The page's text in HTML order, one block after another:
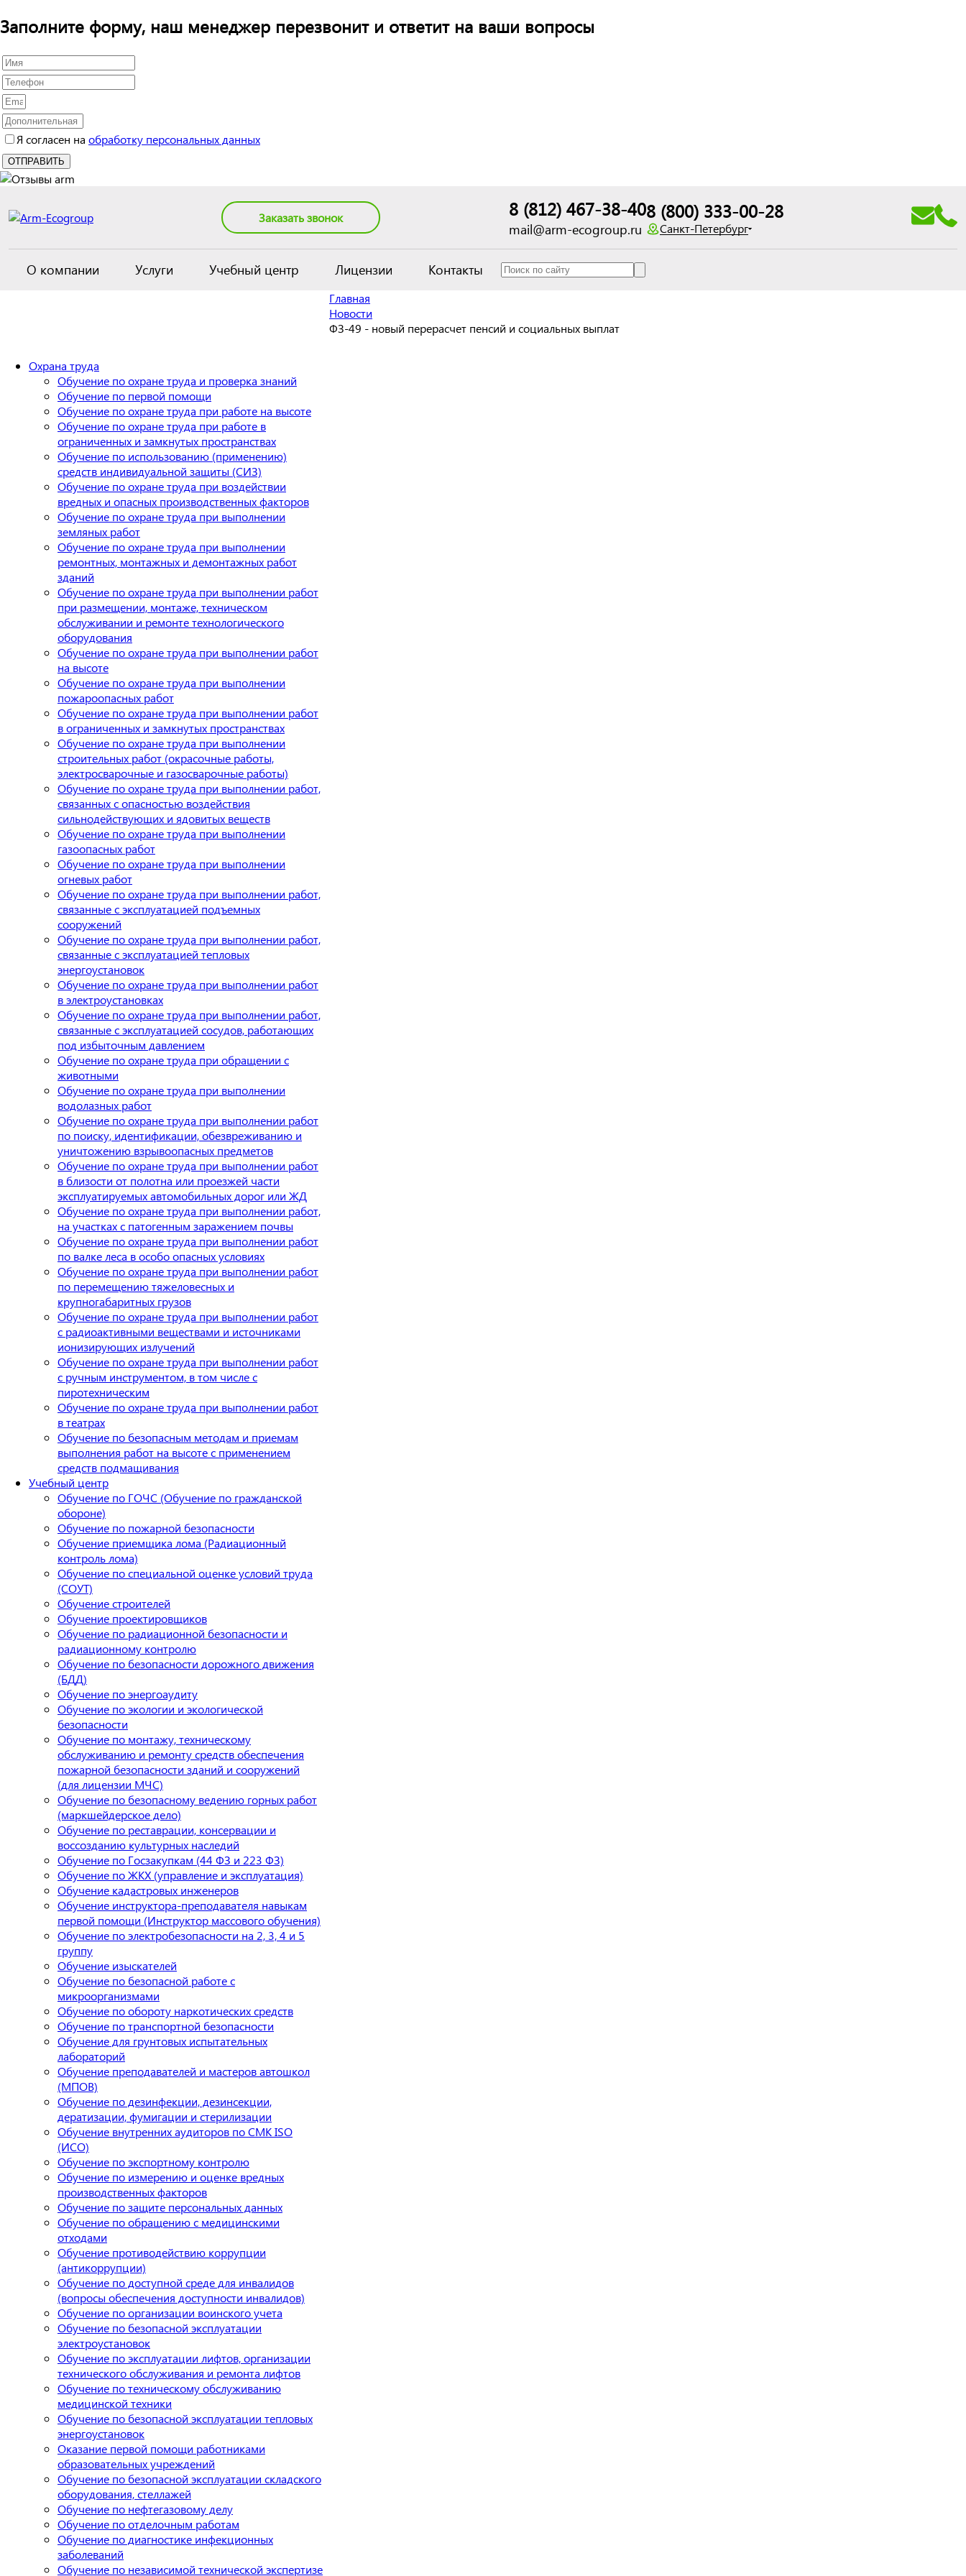
Заполните форму, наш менеджер перезвонит и ответит на ваши вопросы
Я согласен на обработку персональных данных
Заказать звонок 8 (812) 467-38-40
mail@arm-ecogroup.ru
8 (800) 333-00-28
Санкт-Петербург
О компании Услуги Учебный центр Лицензии Контакты
Главная
Новости
ФЗ-49 - новый перерасчет пенсий и социальных выплат
Охрана труда
Обучение по охране труда и проверка знаний
Обучение по первой помощи
Обучение по охране труда при работе на высоте
Обучение по охране труда при работе в
ограниченных и замкнутых пространствах
Обучение по использованию (применению)
средств индивидуальной защиты (СИЗ)
Обучение по охране труда при воздействии
вредных и опасных производственных факторов
Обучение по охране труда при выполнении
земляных работ
Обучение по охране труда при выполнении
ремонтных, монтажных и демонтажных работ
зданий
Обучение по охране труда при выполнении работ
при размещении, монтаже, техническом
обслуживании и ремонте технологического
оборудования
Обучение по охране труда при выполнении работ
на высоте
Обучение по охране труда при выполнении
пожароопасных работ
Обучение по охране труда при выполнении работ
в ограниченных и замкнутых пространствах
Обучение по охране труда при выполнении
строительных работ (окрасочные работы,
электросварочные и газосварочные работы)
Обучение по охране труда при выполнении работ,
связанных с опасностью воздействия
сильнодействующих и ядовитых веществ
Обучение по охране труда при выполнении
газоопасных работ
Обучение по охране труда при выполнении
огневых работ
Обучение по охране труда при выполнении работ,
связанные с эксплуатацией подъемных
сооружений
Обучение по охране труда при выполнении работ,
связанные с эксплуатацией тепловых
энергоустановок
Обучение по охране труда при выполнении работ
в электроустановках
Обучение по охране труда при выполнении работ,
связанные с эксплуатацией сосудов, работающих
под избыточным давлением
Обучение по охране труда при обращении с
животными
Обучение по охране труда при выполнении
водолазных работ
Обучение по охране труда при выполнении работ
по поиску, идентификации, обезвреживанию и
уничтожению взрывоопасных предметов
Обучение по охране труда при выполнении работ
в близости от полотна или проезжей части
эксплуатируемых автомобильных дорог или ЖД
Обучение по охране труда при выполнении работ,
на участках с патогенным заражением почвы
Обучение по охране труда при выполнении работ
по валке леса в особо опасных условиях
Обучение по охране труда при выполнении работ
по перемещению тяжеловесных и
крупногабаритных грузов
Обучение по охране труда при выполнении работ
с радиоактивными веществами и источниками
ионизирующих излучений
Обучение по охране труда при выполнении работ
с ручным инструментом, в том числе с
пиротехническим
Обучение по охране труда при выполнении работ
в театрах
Обучение по безопасным методам и приемам
выполнения работ на высоте с применением
средств подмащивания
Учебный центр
Обучение по ГОЧС (Обучение по гражданской
обороне)
Обучение по пожарной безопасности
Обучение приемщика лома (Радиационный
контроль лома)
Обучение по специальной оценке условий труда
(СОУТ)
Обучение строителей
Обучение проектировщиков
Обучение по радиационной безопасности и
радиационному контролю
Обучение по безопасности дорожного движения
(БДД)
Обучение по энергоаудиту
Обучение по экологии и экологической
безопасности
Обучение по монтажу, техническому
обслуживанию и ремонту средств обеспечения
пожарной безопасности зданий и сооружений
(для лицензии МЧС)
Обучение по безопасному ведению горных работ
(маркшейдерское дело)
Обучение по реставрации, консервации и
воссозданию культурных наследий
Обучение по Госзакупкам (44 ФЗ и 223 ФЗ)
Обучение по ЖКХ (управление и эксплуатация)
Обучение кадастровых инженеров
Обучение инструктора-преподавателя навыкам
первой помощи (Инструктор массового обучения)
Обучение по электробезопасности на 2, 3, 4 и 5
группу
Обучение изыскателей
Обучение по безопасной работе с
микроорганизмами
Обучение по обороту наркотических средств
Обучение по транспортной безопасности
Обучение для грунтовых испытательных
лабораторий
Обучение преподавателей и мастеров автошкол
(МПОВ)
Обучение по дезинфекции, дезинсекции,
дератизации, фумигации и стерилизации
Обучение внутренних аудиторов по СМК ISO
(ИСО)
Обучение по экспортному контролю
Обучение по измерению и оценке вредных
производственных факторов
Обучение по защите персональных данных
Обучение по обращению с медицинскими
отходами
Обучение противодействию коррупции
(антикоррупции)
Обучение по доступной среде для инвалидов
(вопросы обеспечения доступности инвалидов)
Обучение по организации воинского учета
Обучение по безопасной эксплуатации
электроустановок
Обучение по эксплуатации лифтов, организации
технического обслуживания и ремонта лифтов
Обучение по техническому обслуживанию
медицинской техники
Обучение по безопасной эксплуатации тепловых
энергоустановок
Оказание первой помощи работниками
образовательных учреждений
Обучение по безопасной эксплуатации складского
оборудования, стеллажей
Обучение по нефтегазовому делу
Обучение по отделочным работам
Обучение по диагностике инфекционных
заболеваний
Обучение по независимой технической экспертизе